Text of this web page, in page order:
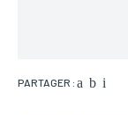
PARTAGER :